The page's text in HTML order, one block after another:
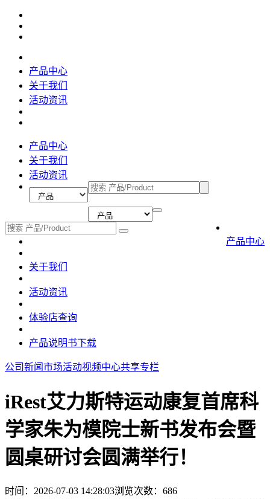
产品中心
关于我们
活动资讯
产品中心
关于我们
活动资讯
产品中心
关于我们
活动资讯
体验店查询
产品说明书下载
公司新闻市场活动视频中心共享专栏
iRest艾力斯特运动康复首席科
学家朱为模院士新书发布会暨
圆桌研讨会圆满举行！
时间：2026-07-03 14:28:03浏览次数： 686